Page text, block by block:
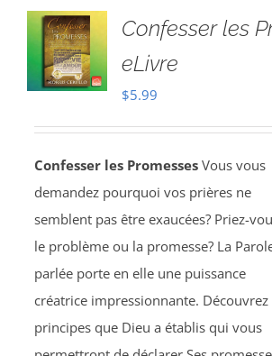
Confesser les
eLivre
$5.99
Confesser les Promesses Vous vous
demandez pourquoi vos prières ne
semblent pas être exaucées? Priez-
le problème ou la promesse? La
parlée porte en elle une puissance
créatrice impressionnante. Découvrez
principes que Dieu a établis qui vous